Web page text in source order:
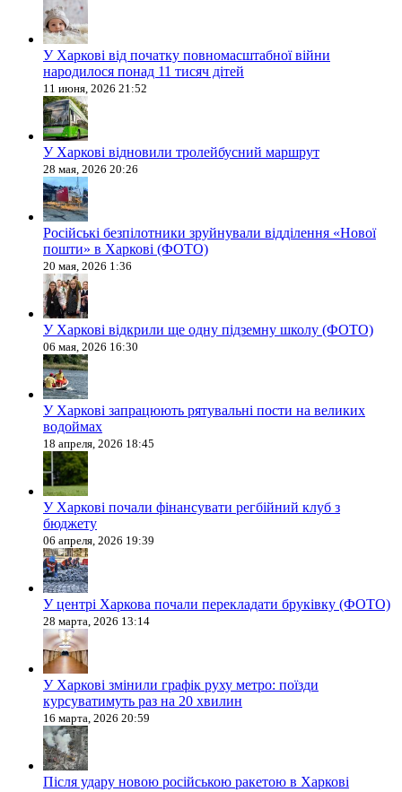
У Харкові від початку повномасштабної війни
народилося понад 11 тисяч дітей
11 июня, 2026 21:52
У Харкові відновили тролейбусний маршрут
28 мая, 2026 20:26
Російські безпілотники зруйнували відділення «Нової
пошти» в Харкові (ФОТО)
20 мая, 2026 1:36
У Харкові відкрили ще одну підземну школу (ФОТО)
06 мая, 2026 16:30
У Харкові запрацюють рятувальні пости на великих
водоймах
18 апреля, 2026 18:45
У Харкові почали фінансувати регбійний клуб з
бюджету
06 апреля, 2026 19:39
У центрі Харкова почали перекладати бруківку (ФОТО)
28 марта, 2026 13:14
У Харкові змінили графік руху метро: поїзди
курсуватимуть раз на 20 хвилин
16 марта, 2026 20:59
Після удару новою російською ракетою в Харкові